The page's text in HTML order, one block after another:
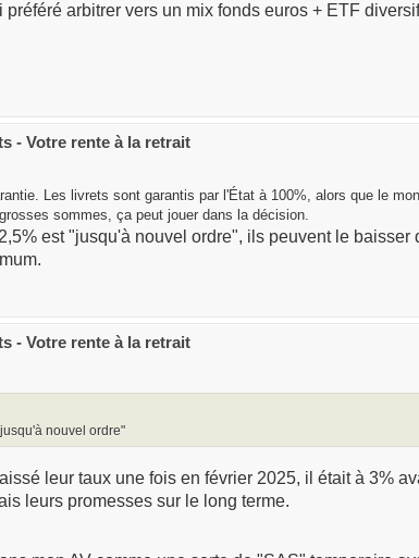
arbitrer vers un mix fonds euros + ETF
- Votre rente à la retrait
Les livrets sont garantis par l'État à 100%, alors que le
sommes, ça peut jouer dans la décision.
est "jusqu'à nouvel ordre", ils peuvent le
- Votre rente à la retrait
nouvel ordre"
leur taux une fois en février 2025, il était à 3%
leurs promesses sur le long terme.